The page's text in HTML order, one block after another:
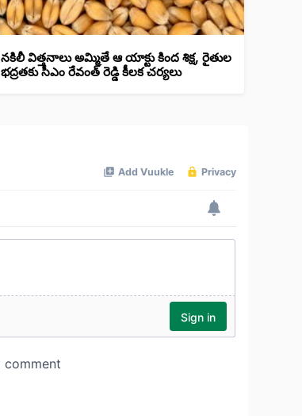
నకిలీ విత్తనాలు అమ్మితే ఆ యాక్టు కింద శిక్ష, రైతుల
భద్రతకు సీఎం రేవంత్ రెడ్డి కీలక చర్యలు